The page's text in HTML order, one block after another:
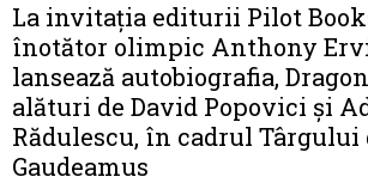
La invitația editurii Pilot
înotător olimpic Anthony
lansează autobiografia,
alături de David Popovici și
Rădulescu, în cadrul Târgului
Gaudeamus